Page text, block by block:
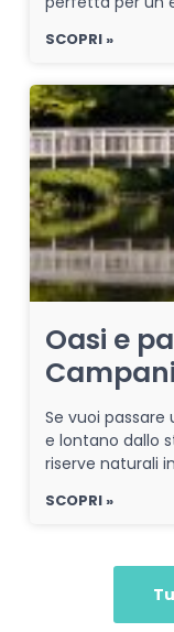
SCOPRI »
Oasi e
Se vuoi
e lontano dallo
riserve naturali
SCOPRI »